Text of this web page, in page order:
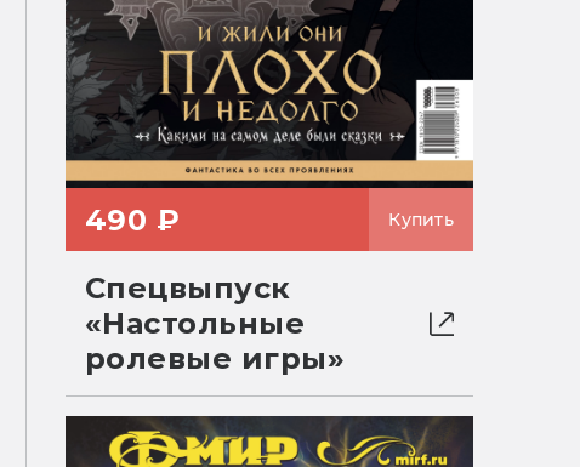
490 ₽ Купить
Спецвыпуск
«Настольные
ролевые игры»